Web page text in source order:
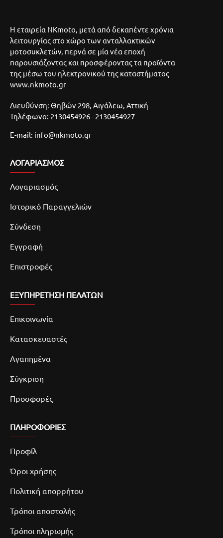
Η εταιρεία NKmoto, μετά από δεκαπέντε χρόνια
λειτουργίας στο χώρο των ανταλλακτικών
μοτοσυκλετών, περνά σε μία νέα εποχή
παρουσιάζοντας και προσφέροντας τα προϊόντα
της μέσω του ηλεκτρονικού της καταστήματος
www.nkmoto.gr
Διευθύνση: Θηβών 298, Αιγάλεω, Αττική
Τηλέφωνο: 2130454926 - 2130454927
E-mail: info@nkmoto.gr
ΛΟΓΑΡΙΑΣΜΌΣ
Λογαριασμός
Ιστορικό Παραγγελιών
Σύνδεση
Εγγραφή
Επιστροφές
ΕΞΥΠΗΡΕΤΗΣΗ ΠΕΛΑΤΩΝ
Επικοινωνία
Κατασκευαστές
Αγαπημένα
Σύγκριση
Προσφορές
ΠΛΗΡΟΦΟΡΙΕΣ
Προφίλ
Όροι χρήσης
Πολιτική απορρήτου
Τρόποι αποστολής
Τρόποι πληρωμής